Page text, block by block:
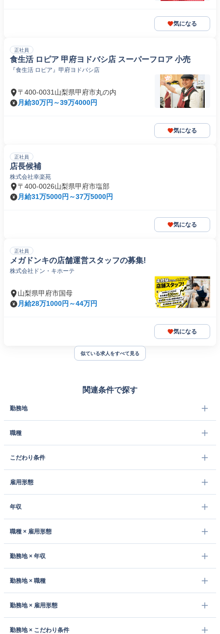
気になる
正社員
食生活 ロピア 甲府ヨドバシ店 スーパーフロア 小売
『食生活 ロピア』甲府ヨドバシ店
〒400-0031山梨県甲府市丸の内
月給30万円～39万4000円
気になる
正社員
店長候補
株式会社幸楽苑
〒400-0026山梨県甲府市塩部
月給31万5000円～37万5000円
気になる
正社員
メガドンキの店舗運営スタッフの募集!
株式会社ドン・キホーテ
山梨県甲府市国母
月給28万1000円～44万円
気になる
似ている求人をすべて見る
関連条件で探す
勤務地
職種
こだわり条件
雇用形態
年収
職種 × 雇用形態
勤務地 × 年収
勤務地 × 職種
勤務地 × 雇用形態
勤務地 × こだわり条件